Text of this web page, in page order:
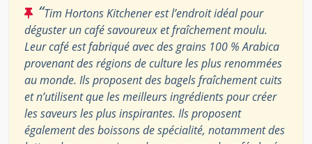
“Tim Hortons Kitchener est l’endroit idéal pour
déguster un café savoureux et fraîchement moulu.
Leur café est fabriqué avec des grains 100 % Arabica
provenant des régions de culture les plus renommées
au monde. Ils proposent des bagels fraîchement cuits
et n’utilisent que les meilleurs ingrédients pour créer
les saveurs les plus inspirantes. Ils proposent
également des boissons de spécialité, notamment des